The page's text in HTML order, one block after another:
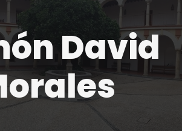
David